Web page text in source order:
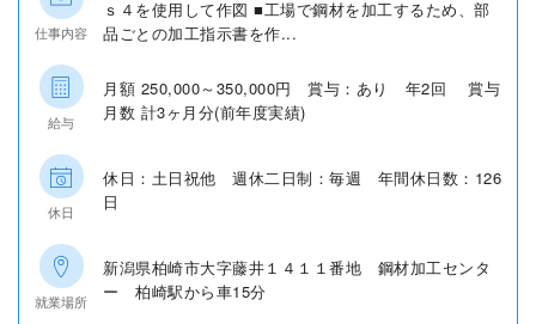
仕事内容
ｓ４を使用して作図 ■工場で鋼材を加工するため、部
品ごとの加工指示書を作...
給与
月額 250,000～350,000円 賞与：あり 年2回 賞与
月数 計3ヶ月分(前年度実績)
休日
休日：土日祝他 週休二日制：毎週 年間休日数：126
日
就業場所
新潟県柏崎市大字藤井１４１１番地 鋼材加工センタ
ー 柏崎駅から車15分